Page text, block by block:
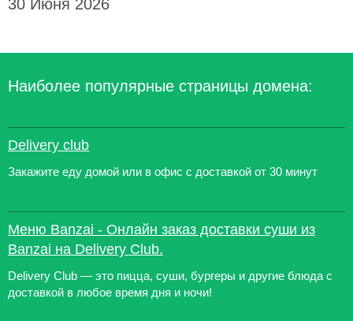
30 Июня 2026
Наиболее популярные страницы домена:
Delivery club
Закажите еду домой или в офис с доставкой от 30 минут
Меню Banzai - Онлайн заказ доставки суши из
Banzai на Delivery Club.
Delivery Club — это пицца, суши, бургеры и другие блюда с
доставкой в любое время дня и ночи!